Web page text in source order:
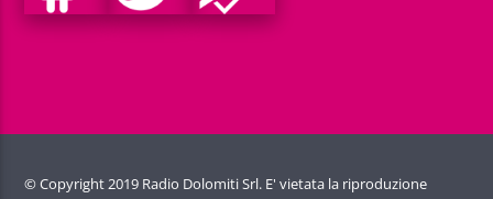
© Copyright 2019 Radio Dolomiti Srl. E' vietata la riproduzione